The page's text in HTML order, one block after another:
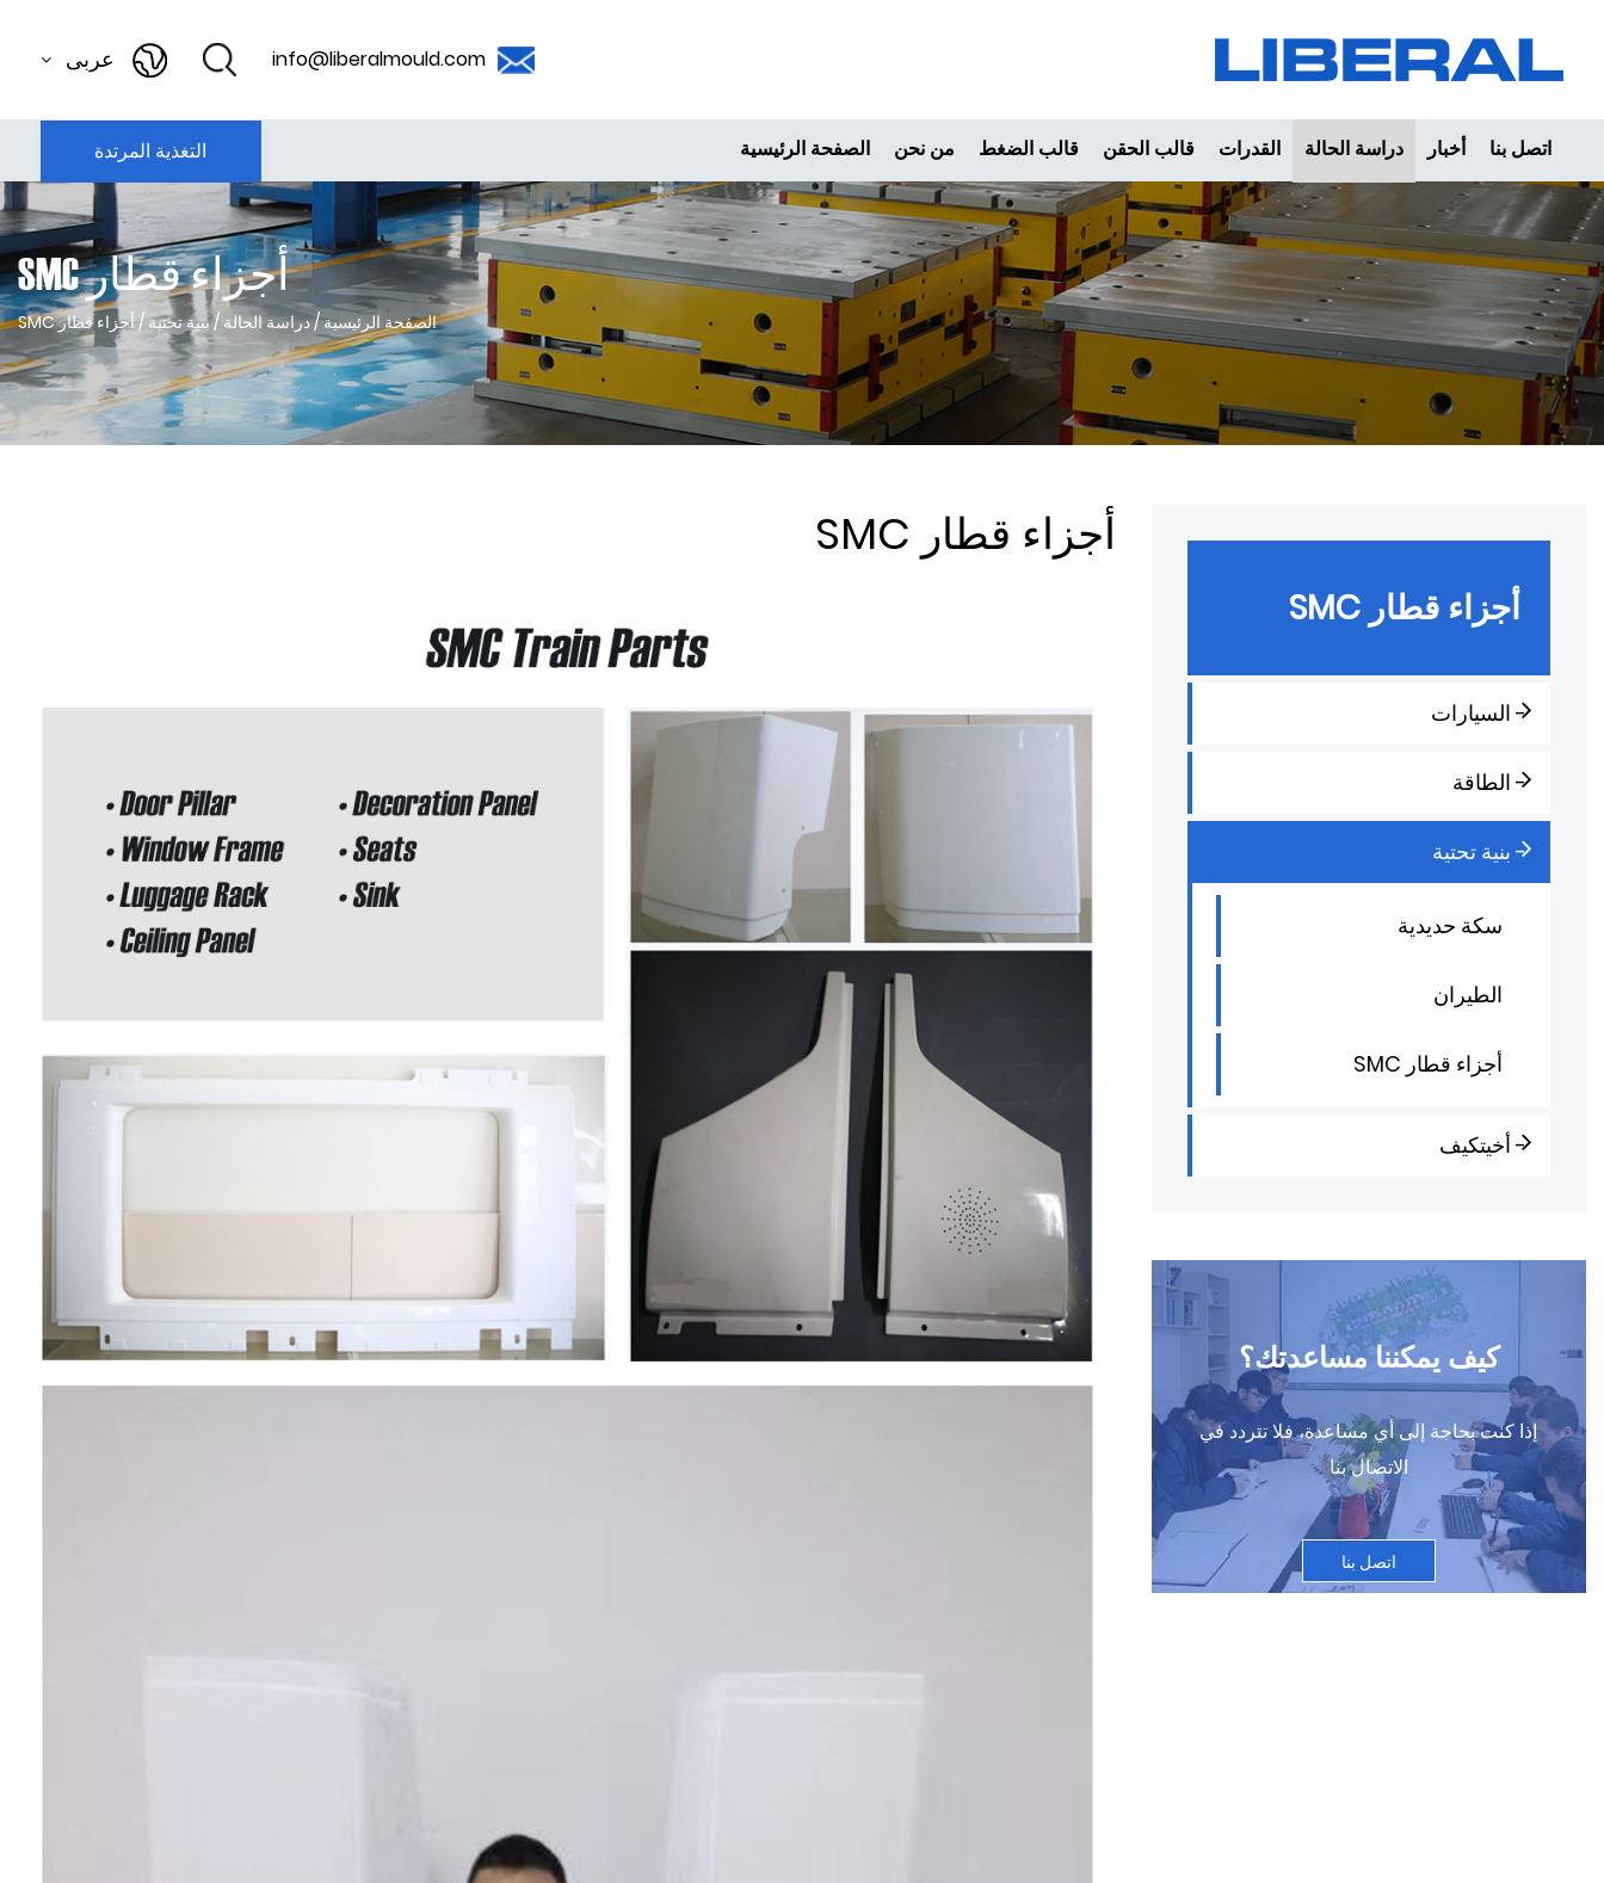
info@liberalmould.com عربى
الصفحة الرئيسية من نحن قالب الضغط قالب الحقن القدرات دراسة الحالة أخبار اتصل بنا التغذية المرتدة
أجزاء قطار SMC
الصفحة الرئيسية/دراسة الحالة /بنية تحتية /أجزاء قطار SMC
أجزاء قطار SMC
- السيارات
- الطاقة
- بنية تحتية
سكة حديدية
الطيران
أجزاء قطار SMC
- أخيتكيف
كيف يمكننا مساعدتك؟
إذا كنت بحاجة إلى أي مساعدة، فلا تتردد في
الاتصال بنا
اتصل بنا
أجزاء قطار SMC